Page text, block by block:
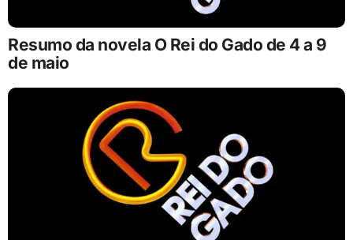
Resumo da novela O Rei do Gado de 4 a 9
de maio